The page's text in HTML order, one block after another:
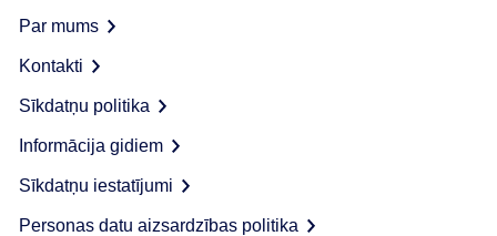
Par mums
Kontakti
Sīkdatņu politika
Informācija gidiem
Sīkdatņu iestatījumi
Personas datu aizsardzības politika